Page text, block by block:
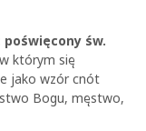
św.
którym się
jako wzór cnót
Bogu, męstwo,